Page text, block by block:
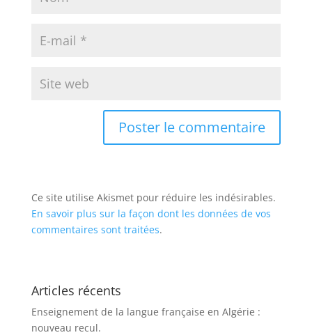
Ce site utilise Akismet pour réduire les indésirables.
En savoir plus sur la façon dont les données de vos
commentaires sont traitées.
Articles récents
Enseignement de la langue française en Algérie :
nouveau recul.